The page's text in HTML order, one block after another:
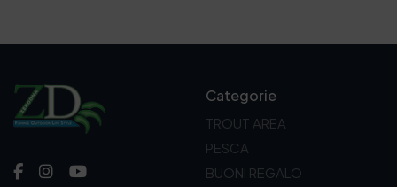
Categorie
TROUT AREA
PESCA
BUONI REGALO